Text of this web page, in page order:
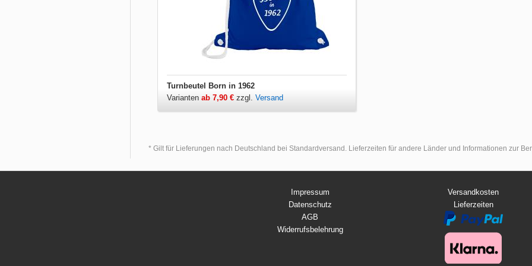
Turnbeutel Born in 1962
Varianten ab 7,90 € zzgl. Versand
* Gilt für Lieferungen nach Deutschland bei Standardversand. Lieferzeiten für andere Länder und Informationen zur
Impressum
Datenschutz
AGB
Widerrufsbelehrung
Versandkosten
Lieferzeiten